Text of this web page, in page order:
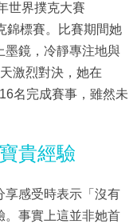
世界撲克大賽
錦標賽。比賽期間她
墨鏡，冷靜專注地與
激烈對決，她在
名完成賽事，雖然未
貴經驗
享感受時表示「沒有
。事實上這並非她首